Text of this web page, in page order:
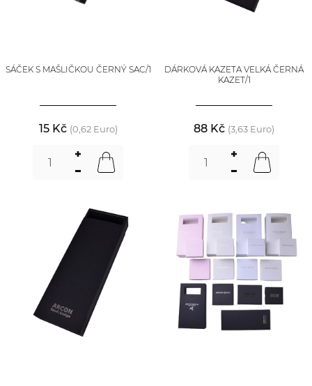
SÁČEK S MAŠLIČKOU ČERNÝ SAC/1
15 Kč (0,62 Euro)
DÁRKOVÁ KAZETA VELKÁ ČERNÁ
KAZET/1
88 Kč (3,63 Euro)